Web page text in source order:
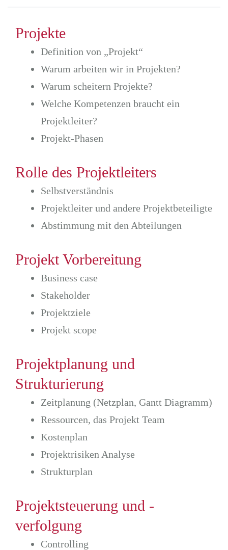
Projekte
Definition von „Projekt“
Warum arbeiten wir in Projekten?
Warum scheitern Projekte?
Welche Kompetenzen braucht ein
Projektleiter?
Projekt-Phasen
Rolle des Projektleiters
Selbstverständnis
Projektleiter und andere Projektbeteiligte
Abstimmung mit den Abteilungen
Projekt Vorbereitung
Business case
Stakeholder
Projektziele
Projekt scope
Projektplanung und
Strukturierung
Zeitplanung (Netzplan, Gantt Diagramm)
Ressourcen, das Projekt Team
Kostenplan
Projektrisiken Analyse
Strukturplan
Projektsteuerung und -
verfolgung
Controlling